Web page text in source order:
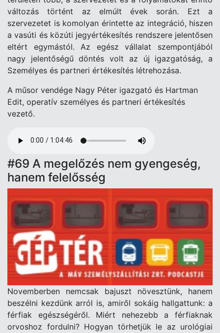
változás történt az elmúlt évek során. Ezt a
szervezetet is komolyan érintette az integráció, hiszen
a vasúti és közúti jegyértékesítés rendszere jelentősen
eltért egymástól. Az egész vállalat szempontjából
nagy jelentőségű döntés volt az új igazgatóság, a
Személyes és partneri értékesítés létrehozása.
A műsor vendége Nagy Péter igazgató és Hartman
Edit, operatív személyes és partneri értékesítés
vezető.
file
#69 A megelőzés nem gyengeség,
hanem felelősség
Novemberben nemcsak bajuszt növesztünk, hanem
beszélni kezdünk arról is, amiről sokáig hallgattunk: a
férfiak egészségéről. Miért nehezebb a férfiaknak
orvoshoz fordulni? Hogyan törhetjük le az urológiai